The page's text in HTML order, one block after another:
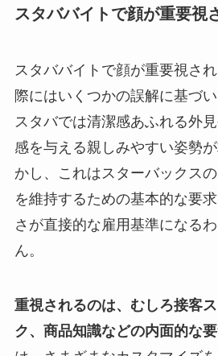
スタババイトで顔が重要視
スタババイトで顔が重要視さ
際にはいくつかの誤解に基づ
スタバでは清潔感あふれる外
感を与える親しみやすい姿勢
かし、これはスターバックス
を維持するための基本的な要
さが直接的な雇用基準になる
ん。
重視されるのは、むしろ接客
ク、商品知識などの内面的な要